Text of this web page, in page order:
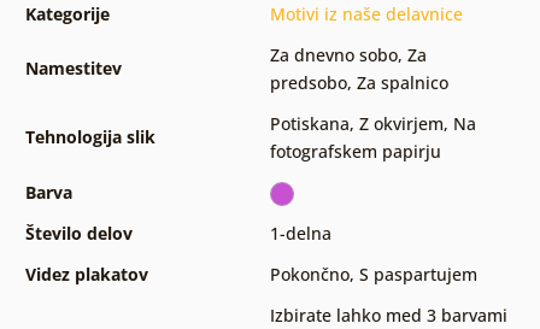
Kategorije Motivi iz naše delavnice
Namestitev
Za dnevno sobo, Za
predsobo, Za spalnico
Tehnologija slik
Potiskana, Z okvirjem, Na
fotografskem papirju
Barva
Število delov
1-delna
Videz plakatov
Pokončno, S paspartujem
Izbirate lahko med 3 barvami